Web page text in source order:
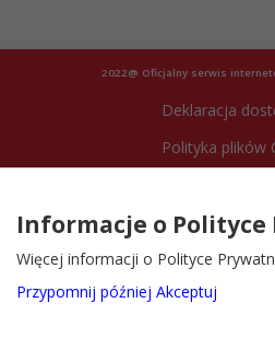
2022@ Oficjalny serwis
Deklaracja
Polityka plików
Informacje o Polityce
Więcej informacji o Polityce
Przypomnij później Akceptuj